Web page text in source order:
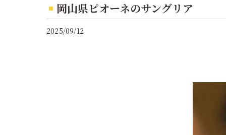
岡山県ピオーネのサングリア
2025/09/12